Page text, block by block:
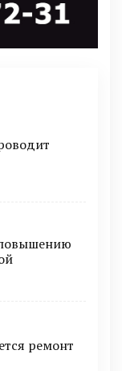
ремонт